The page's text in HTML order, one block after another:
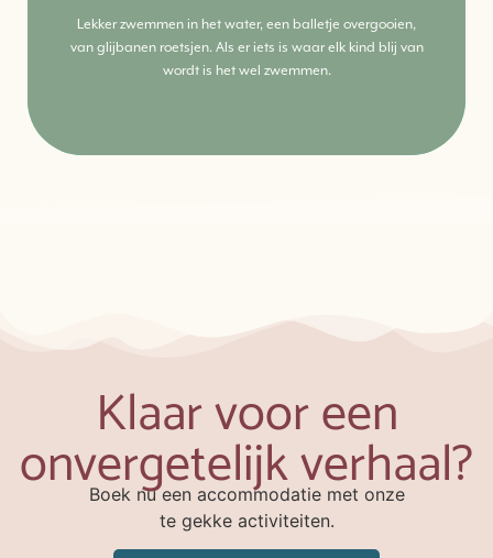
Lekker zwemmen in het water, een balletje overgooien,
van glijbanen roetsjen. Als er iets is waar elk kind blij van
wordt is het wel zwemmen.
Meer weten? Lees alles over deze activiteit.
Klaar voor een
onvergetelijk verhaal?
Boek nu een accommodatie met onze
te gekke activiteiten.